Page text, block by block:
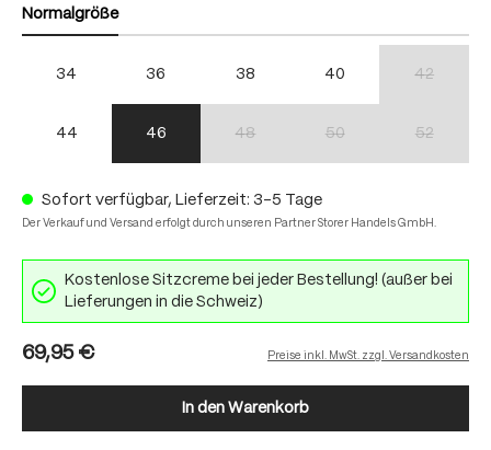
Normalgröße
34 36 38 40 42
44 46 48 50 52
Sofort verfügbar, Lieferzeit: 3-5 Tage
Der Verkauf und Versand erfolgt durch unseren Partner Storer Handels GmbH.
Kostenlose Sitzcreme bei jeder Bestellung! (außer bei
Lieferungen in die Schweiz)
69,95 € Preise inkl. MwSt. zzgl. Versandkosten
In den Warenkorb